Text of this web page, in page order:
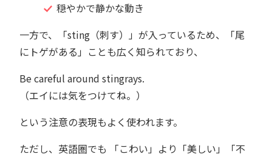
穏やかで静かな動き
一方で、「sting（刺す）」が入っているため、「尾
にトゲがある」ことも広く知られており、
Be careful around stingrays.
（エイには気をつけてね。）
という注意の表現もよく使われます。
ただし、英語圏でも 「こわい」より「美しい」「不